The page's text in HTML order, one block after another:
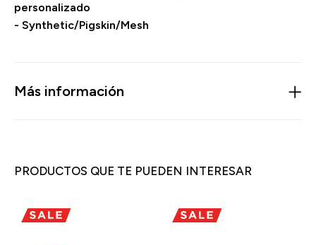
personalizado
- Synthetic/Pigskin/Mesh
Más información
PRODUCTOS QUE TE PUEDEN INTERESAR